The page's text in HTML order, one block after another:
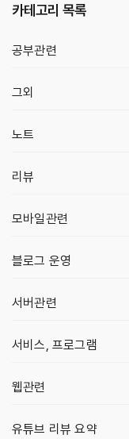
카테고리 목록
공부관련
그외
노트
리뷰
모바일관련
블로그 운영
서버관련
서비스, 프로그램
웹관련
유튜브 리뷰 요약